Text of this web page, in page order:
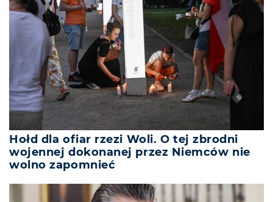
Hołd dla ofiar rzezi Woli. O tej zbrodni
wojennej dokonanej przez Niemców nie
wolno zapomnieć